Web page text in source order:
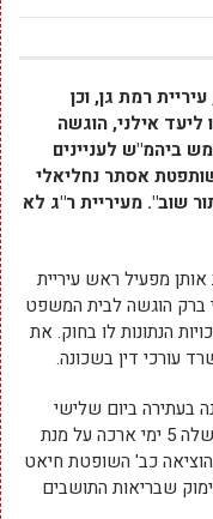
רמת גן, וכן
אילני, הוגשה
ביהמ"ש לעניינים
אסתר נחליאלי
שוב". מעיריית ר"ג לא
מפעיל ראש עיריית
ברק הוגשה לבית המשפט
הנתונות לו בחוק. את
עורכי דין בשכונה.
בעתירה ביום שלישי
האחרון, נתנה לעיריית רמת גן ולמשרדי הממשלה 5 ימי ארכה על מנת
כב' השופטת חיאט
שבריאות התושבים